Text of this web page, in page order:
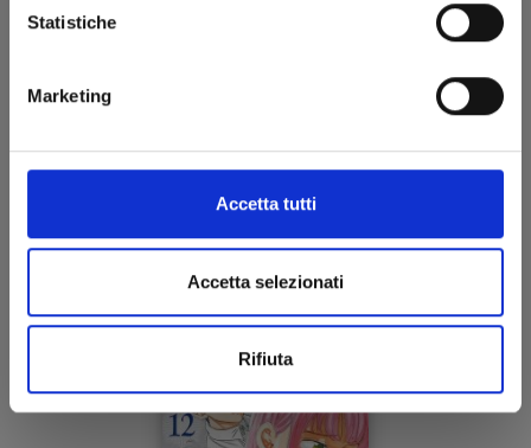
Statistiche
Marketing
Accetta tutti
Accetta selezionati
Rifiuta
FOUR KNIGHTS OF THE APOCALYPSE n. 13
05/03/2024
€ 5,20